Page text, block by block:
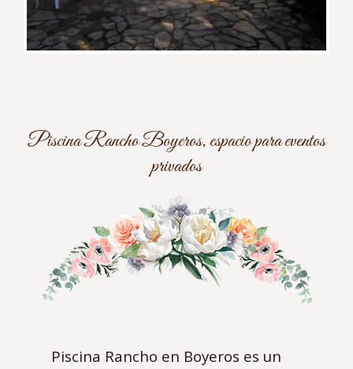
Piscina Rancho Boyeros, espacio para eventos
privados
Piscina Rancho en Boyeros es un